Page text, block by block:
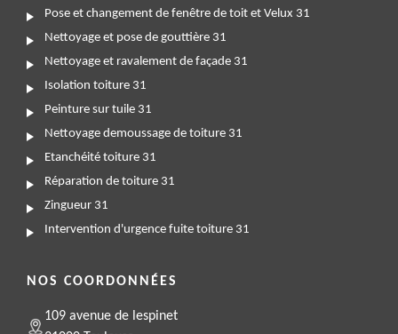
Pose et changement de fenêtre de toit et Velux 31
Nettoyage et pose de gouttière 31
Nettoyage et ravalement de façade 31
Isolation toiture 31
Peinture sur tuile 31
Nettoyage demoussage de toiture 31
Etanchéité toiture 31
Réparation de toiture 31
Zingueur 31
Intervention d'urgence fuite toiture 31
NOS COORDONNÉES
109 avenue de lespinet